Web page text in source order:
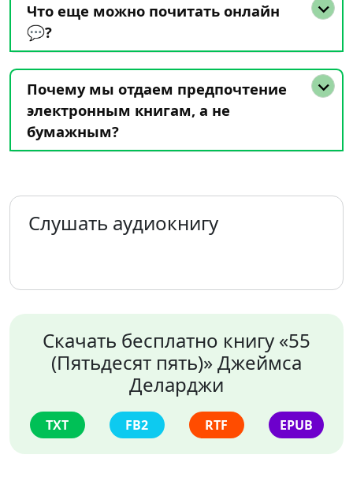
Что еще можно почитать онлайн
💬?
Почему мы отдаем предпочтение
электронным книгам, а не
бумажным?
Слушать аудиокнигу
Скачать бесплатно книгу «55
(Пятьдесят пять)» Джеймса
Деларджи
TXT FB2 RTF EPUB